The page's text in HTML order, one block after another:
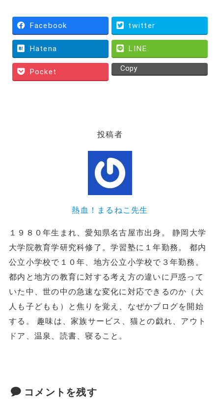
Facebook twitter
Hatena LINE
Pocket Copy
投稿者
熱血！まるねこ先生
１９８０年生まれ、愛知県名古屋市出身。 静岡大学
大学院教育学研究科修了。学習塾に１年勤務。 都内
公立小学校で１０年、地方公立小学校で３年勤務。
都内と地方の教育に対する考え方の違いに戸惑って
いた中、世の中の急速な変化に対応できるのか（大
人も子どもも）と焦りを覚え、なぜかブログを開始
する。 趣味は、家族サービス、猫との戯れ、アウト
ドア、温泉、読書、寝ること。
コメントを残す